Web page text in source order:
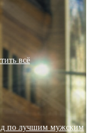
всё
по лучшим мужским